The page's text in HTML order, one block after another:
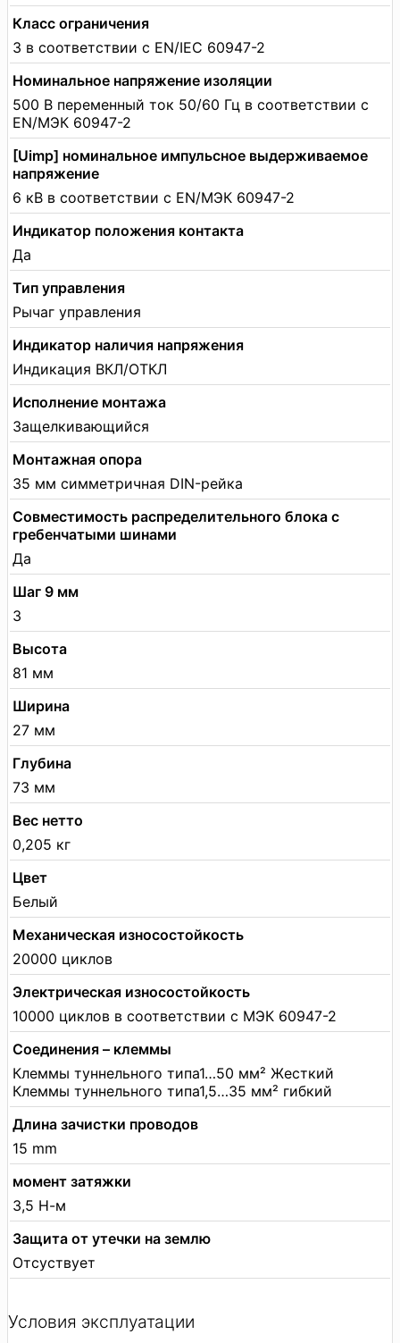
Класс ограничения
3 в соответствии с EN/IEC 60947-2
Номинальное напряжение изоляции
500 В переменный ток 50/60 Гц в соответствии с
EN/МЭК 60947-2
[Uimp] номинальное импульсное выдерживаемое
напряжение
6 кВ в соответствии с EN/МЭК 60947-2
Индикатор положения контакта
Да
Тип управления
Рычаг управления
Индикатор наличия напряжения
Индикация ВКЛ/ОТКЛ
Исполнение монтажа
Защелкивающийся
Монтажная опора
35 мм симметричная DIN-рейка
Совместимость распределительного блока с
гребенчатыми шинами
Да
Шаг 9 мм
3
Высота
81 мм
Ширина
27 мм
Глубина
73 мм
Вес нетто
0,205 кг
Цвет
Белый
Механическая износостойкость
20000 циклов
Электрическая износостойкость
10000 циклов в соответствии с МЭК 60947-2
Соединения – клеммы
Клеммы туннельного типа1…50 мм² Жесткий
Клеммы туннельного типа1,5…35 мм² гибкий
Длина зачистки проводов
15 mm
момент затяжки
3,5 Н-м
Защита от утечки на землю
Отсуствует
Условия эксплуатации